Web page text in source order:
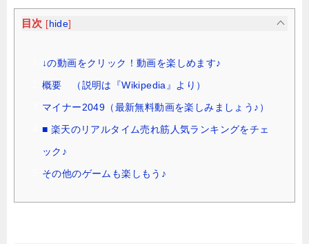
目次 [ hide]
↓の動画をクリック！動画を楽しめます♪
概要 （説明は『Wikipedia』より）
マイナー2049（最新無料動画を楽しみましょう♪）
■ 楽天のリアルタイム売れ筋人気ランキングをチェ
ック♪
その他のゲームも楽しもう♪